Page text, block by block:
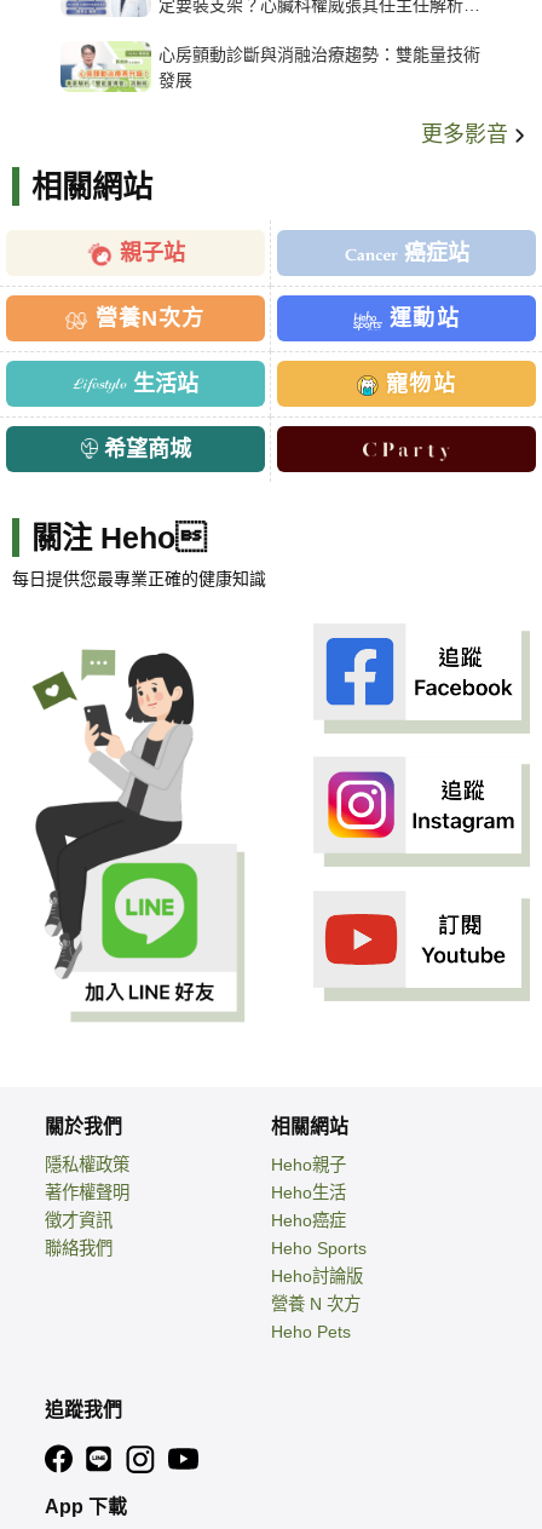
定要裝支架？心臟科權威張其任主任解析支
心房顫動診斷與消融治療趨勢：雙能量技術
發展
更多影音
相關網站
親子站 癌症站
營養N次方 運動站
生活站 寵物站
希望商城
關注 Heho
每日提供您最專業正確的健康知識
關於我們
隱私權政策
著作權聲明
徵才資訊
聯絡我們
相關網站
Heho親子
Heho生活
Heho癌症
Heho Sports
Heho討論版
營養 N 次方
Heho Pets
追蹤我們
App 下載